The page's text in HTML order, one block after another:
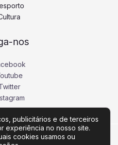
nos
publicitários e de terceiros
experiência no nosso site.
cookies usamos ou